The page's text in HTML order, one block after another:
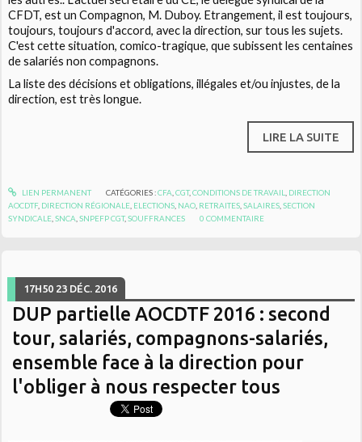
CFDT, est un Compagnon, M. Duboy. Etrangement, il est toujours,
toujours, toujours d'accord, avec la direction, sur tous les sujets.
C'est cette situation, comico-tragique, que subissent les centaines
de salariés non compagnons.
La liste des décisions et obligations, illégales et/ou injustes, de la
direction, est très longue.
LIRE LA SUITE
LIEN PERMANENT CATÉGORIES :CFA CGT,CONDITIONS DE TRAVAIL
DIRECTION
AOCDTF, DIRECTION RÉGIONALE ELECTIONS NAO RETRAITES ,SALAIRES ,SECTION
SYNDICALE ,SNCA ,SNPEFP CGT,SOUFFRANCES 0 COMMENTAIRE
17H50 23 DÉC. 2016
DUP partielle AOCDTF 2016 : second
tour, salariés, compagnons-salariés,
ensemble face à la direction pour
l'obliger à nous respecter tous